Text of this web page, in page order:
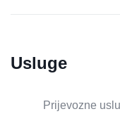
Usluge
Prijevozne